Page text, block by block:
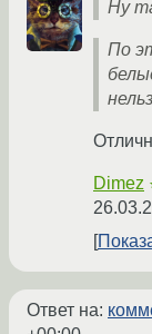
Ну
По
Dimez
Ответ на: